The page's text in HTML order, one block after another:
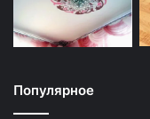
Популярное